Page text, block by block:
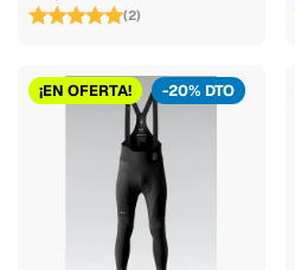
(2)
¡EN OFERTA! -20% DTO